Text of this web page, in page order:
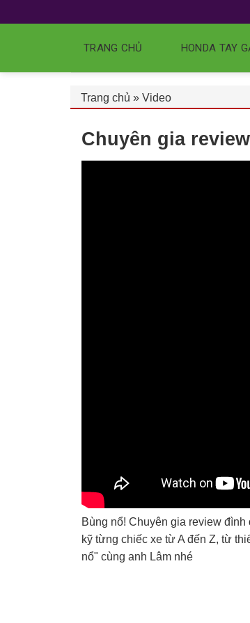
TRANG CHỦ HONDA TAY
Trang chủ » Video
Chuyên gia
Bùng nổ! Chuyên gia review
kỹ từng chiếc xe từ A đến Z, từ
nổ" cùng anh Lâm nhé